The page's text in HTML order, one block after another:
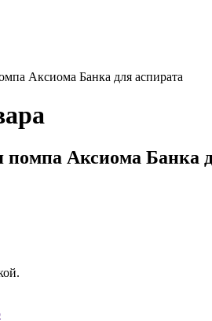
Аксиома Банка для аспирата
помпа Аксиома Банка